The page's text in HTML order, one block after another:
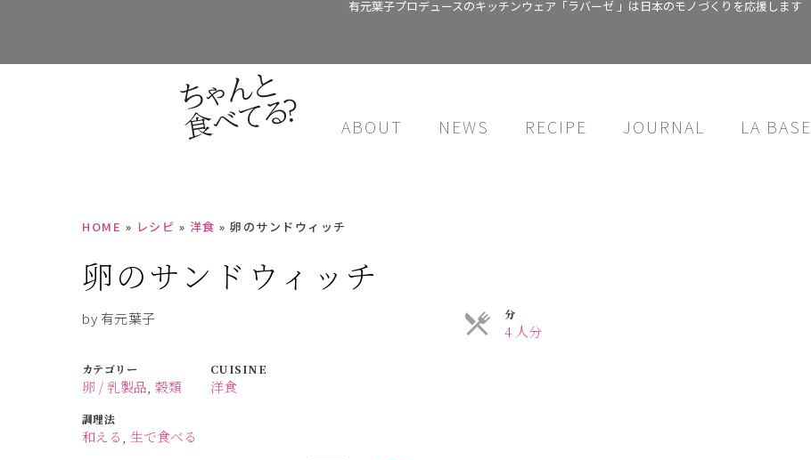
有元葉子プロデュースのキッチンウェア「ラバーゼ 」は日本のモノづくりを応援します
ABOUT NEWS RECIPE JOURNAL LA BASE
HOME » レシピ » 洋食 » 卵のサンドウィッチ
卵のサンドウィッチ
by 有元葉子
カテゴリー
卵 / 乳製品 穀類
CUISINE
洋食
調理法
和える 生で食べる
分
4 人分